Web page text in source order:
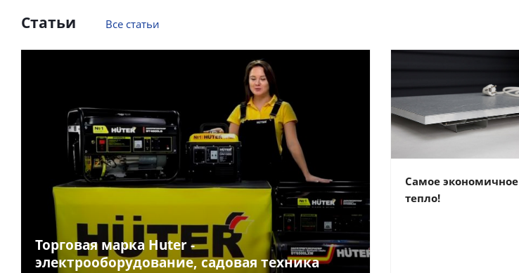
Статьи Все статьи
Торговая марка Huter -
электрооборудование, садовая техника
Самое экономичное
тепло!